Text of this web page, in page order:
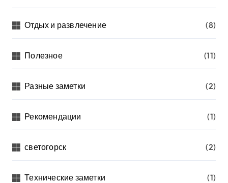
Отдых и развлечение (8)
Полезное (11)
Разные заметки (2)
Рекомендации (1)
светогорск (2)
Технические заметки (1)